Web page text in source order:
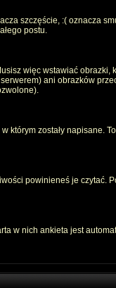
szczęście, :( oznacza
postu.
więc wstawiać
ani obrazków
zostały napisane.
powinieneś je czytać.
w nich ankieta jest